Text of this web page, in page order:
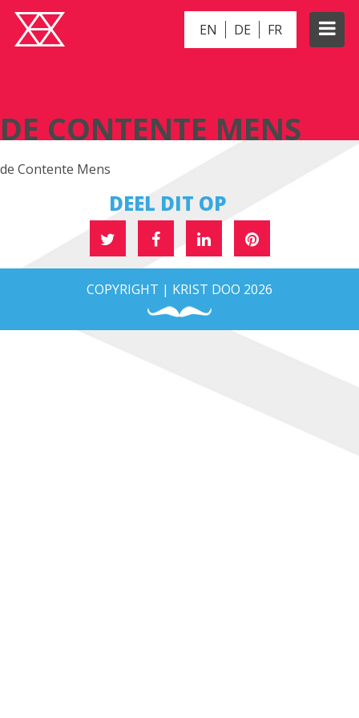
EN DE FR
DE CONTENTE MENS
de Contente Mens
DEEL DIT OP
COPYRIGHT | KRIST DOO 2026